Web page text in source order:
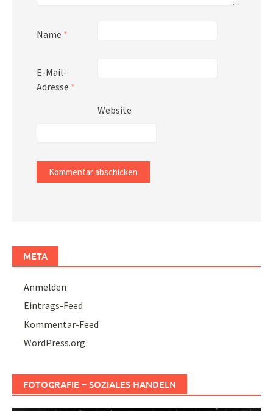
Name *
E-Mail-
Adresse *
Website
META
Anmelden
Eintrags-Feed
Kommentar-Feed
WordPress.org
FOTOGRAFIE – SOZIALES HANDELN